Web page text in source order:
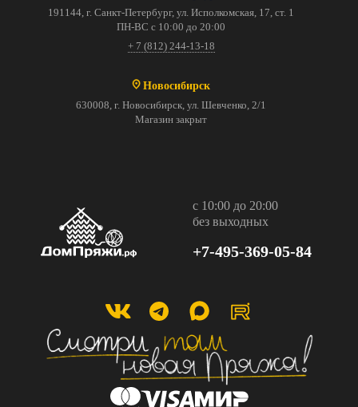
191144, г. Санкт-Петербург, ул. Исполкомская, 17, ст. 1
ПН-ВС с 10:00 до 20:00
+ 7 (812) 244-13-18
Новосибирск
630008, г. Новосибирск, ул. Шевченко, 2/1
Магазин закрыт
с 10:00 до 20:00
без выходных
+7-495-369-05-84